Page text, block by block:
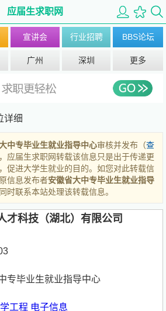
应届生求职网
宣讲会 行业招聘 BBS论坛
广州 深圳 更多
详细
中专毕业生就业指导中心审核并发布（查
应届生求职网转载该信息只是出于传递更
促进大学生就业的目的。如您对此转载信
信息发布者安徽省大中专毕业生就业指导
时联系本站处理该转载信息。
才科技（湖北）有限公司
专毕业生就业指导中心
工程 电子信息